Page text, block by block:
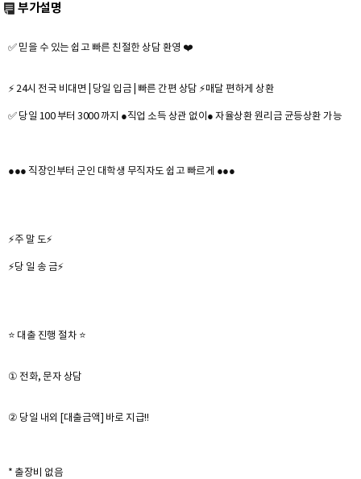
부가설명
✅ 믿을 수 있는 쉽고 빠른 친절한 상담 환영 ❤️
⚡ 24시 전국 비대면 | 당일 입금 | 빠른 간편 상담 ⚡매달 편하게 상환
✅ 당일 100 부터 3000 까지 ●직업 소득 상관 없이● 자율상환 원리금 균등상환 가능
●●● 직장인부터 군인 대학생 무직자도 쉽고 빠르게 ●●●
⚡주 말 도⚡
⚡당 일 송 금⚡
⭐ 대출 진행 절차 ⭐
① 전화, 문자 상담
② 당일 내외 [대출금액] 바로 지급!!
* 출장비 없음